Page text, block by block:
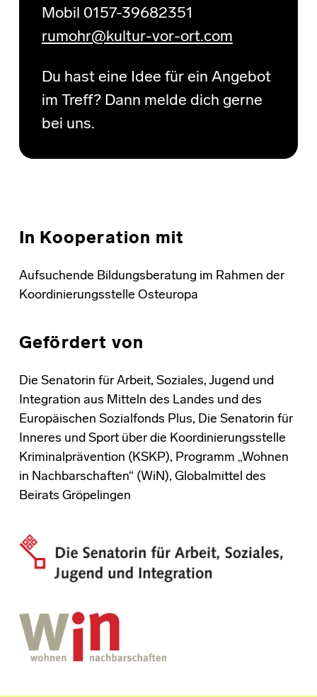
Mobil 0157-39682351
rumohr@kultur-vor-ort.com
Du hast eine Idee für ein Angebot
im Treff? Dann melde dich gerne
bei uns.
In Kooperation mit
Aufsuchende Bildungsberatung im Rahmen der
Koordinierungsstelle Osteuropa
Gefördert von
Die Senatorin für Arbeit, Soziales, Jugend und
Integration aus Mitteln des Landes und des
Europäischen Sozialfonds Plus, Die Senatorin für
Inneres und Sport über die Koordinierungsstelle
Kriminalprävention (KSKP), Programm „Wohnen
in Nachbarschaften“ (WiN), Globalmittel des
Beirats Gröpelingen